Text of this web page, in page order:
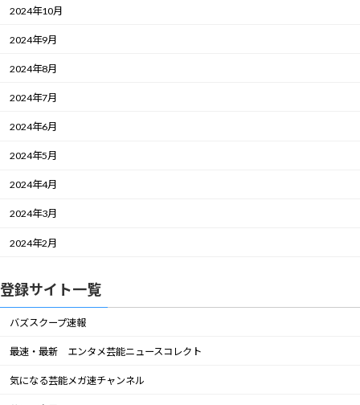
2024年10月
2024年9月
2024年8月
2024年7月
2024年6月
2024年5月
2024年4月
2024年3月
2024年2月
登録サイト一覧
バズスクープ速報
最速・最新 エンタメ芸能ニュースコレクト
気になる芸能メガ速チャンネル